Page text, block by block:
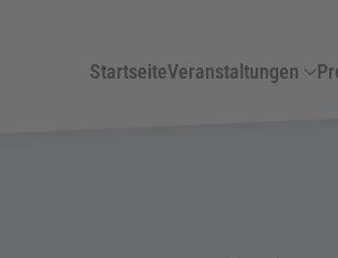
StartseiteVeranstaltungen